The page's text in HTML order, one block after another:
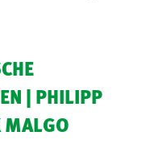
| PHILIPP
MALGO